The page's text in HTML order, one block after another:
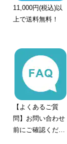
11,000円(税込)以
上で送料無料！
【よくあるご質
問】お問い合わせ
前にご確認くださ